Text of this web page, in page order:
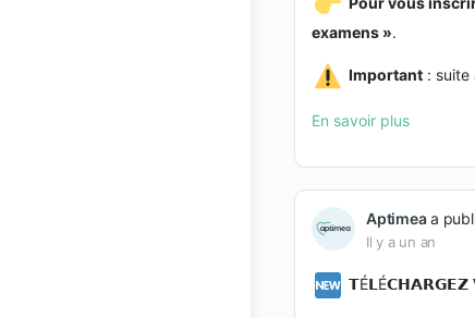
examens ».
Important : suite
En savoir plus
Aptimeaa
Il y a un an